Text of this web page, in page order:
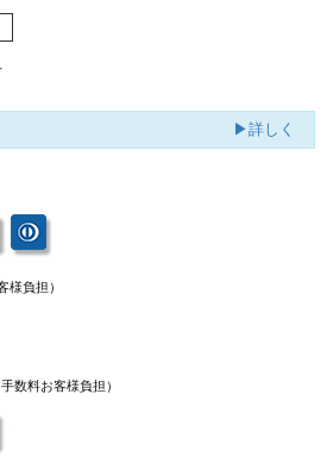
▶詳しく
様負担）
数料お客様負担）